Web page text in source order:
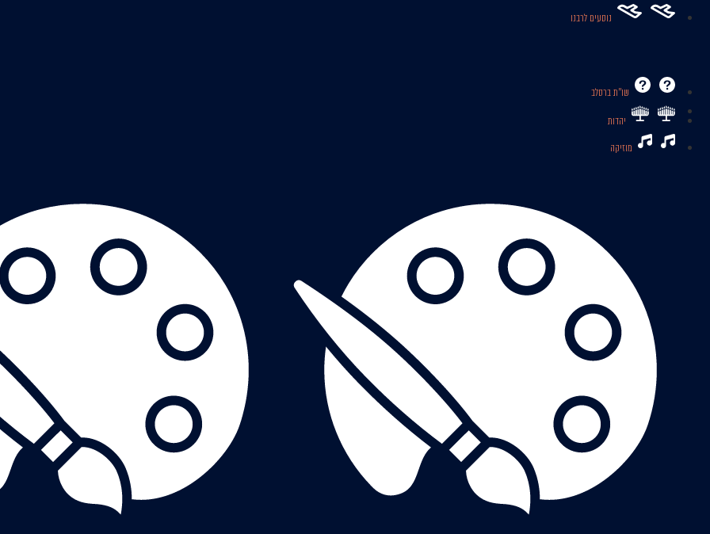
נוסעים לרבנו
שו’’ת ברסלב
יהדות
מוזיקה